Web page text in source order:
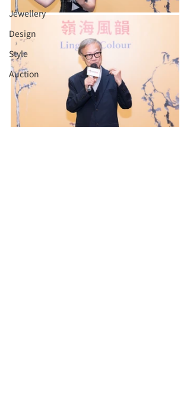
⁠⁠Jewellery
Design
Style
Auction